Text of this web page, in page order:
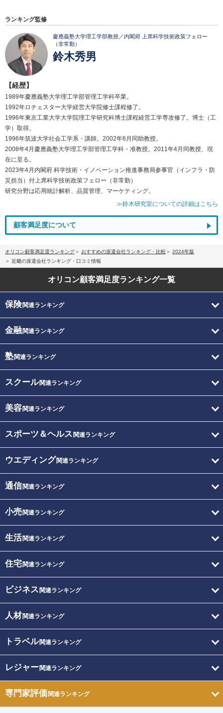
ランキング監修
慶應義塾大学理工学部教授／内閣府 上席科学技術政策フェロー
（非常勤）
鈴木秀男
【経歴】
1989年慶應義塾大学理工学部管理工学科卒業。
1992年ロチェスター大学経営大学院修士課程修了。
1996年東京工業大学大学院理工学研究科博士課程経営工学専攻修了。博士（工
学）取得。
1996年筑波大学社会工学系・講師。2002年6月同助教授。
2008年4月慶應義塾大学理工学部管理工学科・准教授。2011年4月同教授、現
在に至る。
2023年4月内閣府 科学技術・イノベーション推進事務局参事官（インフラ・防
災担当）付上席科学技術政策フェロー（非常勤）
研究分野は応用統計解析、品質管理、マーケティング。
≫鈴木研究室についての詳細はこちら
顧客満足度について
オリコン顧客満足度ランキング おすすめの派遣会社ランキング・比較
2024年版
近畿の派遣会社ランキング・口コミ情報
オリコン顧客満足度ランキング一覧
保険関連ランキング
金融関連ランキング
塾関連ランキング
スクール関連ランキング
美容関連ランキング
スポーツ＆ヘルス 関連ランキング
ウエディング関連ランキング
通信関連ランキング
小売関連ランキング
生活関連ランキング
住宅関連ランキング
ビジネス 関連ランキング
人材関連ランキング
トラベル関連ランキング
レジャー関連ランキング
専門家評価関連ランキング